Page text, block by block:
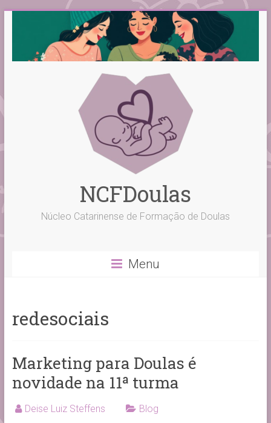
NCFDoulas
Núcleo Catarinense de Formação de Doulas
Menu
redesociais
Marketing para Doulas é
novidade na 11ª turma
Deise Luiz Steffens Blog